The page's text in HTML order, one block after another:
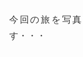
今回の旅を写
す・・・